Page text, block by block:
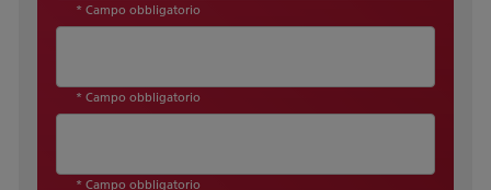
* Campo obbligatorio
* Campo obbligatorio
* Campo obbligatorio